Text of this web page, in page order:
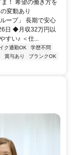
！ 希望の働き方を
変動あり
ープ」 長期で安心
日 ◆月収32万円以
すい♪ ＜仕...
ク通勤OK
学歴不問
賞与あり
ブランクOK